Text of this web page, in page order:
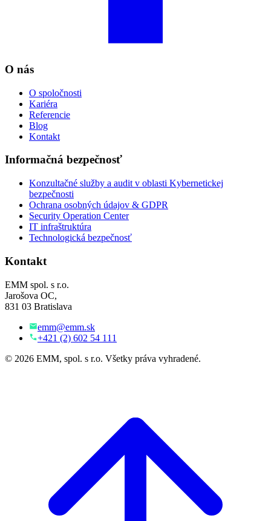
O nás
O spoločnosti
Kariéra
Referencie
Blog
Kontakt
Informačná bezpečnosť
Konzultačné služby a audit v oblasti Kybernetickej
bezpečnosti
Ochrana osobných údajov & GDPR
Security Operation Center
IT infraštruktúra
Technologická bezpečnosť
Kontakt
EMM spol. s r.o.
Jarošova OC,
831 03 Bratislava
emm@emm.sk
+421 (2) 602 54 111
© 2026 EMM, spol. s r.o. Všetky práva vyhradené.